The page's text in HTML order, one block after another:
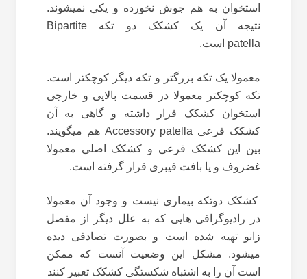
استخوان به هم جوش نخورده و یکی نمیشوند.
نتیجه آن یک کشکک دو تکه Bipartite
patella است.
معمولا یک تکه بزرگتر و تکه دیگر کوچکتر است.
تکه کوچکتر معمولا در قسمت بالایی و خارجی
استخوان کشکک قرار داشته و گاهی به آن
کشکک فرعی Accessory patella هم میگویند.
بین این کشکک فرعی و کشکک اصلی معمولا
غضروف و یا بافت فیبری قرار گرفته است.
کشکک دوتکه بیماری نیست و وجود آن معمولا
در رادیوگرافی هایی که به علل دیگر از مفصل
زانو تهیه شده است و بصورت تصادفی دیده
میشود. مشکل این وضعیت آنست که ممکن
است آن را به اشتباه شکستگی کشکک تعبیر کنند